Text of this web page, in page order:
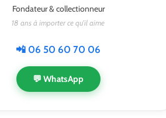
Fondateur & collectionneur
18 ans à importer ce qu'il aime
📲 06 50 60 70 06
💬 WhatsApp